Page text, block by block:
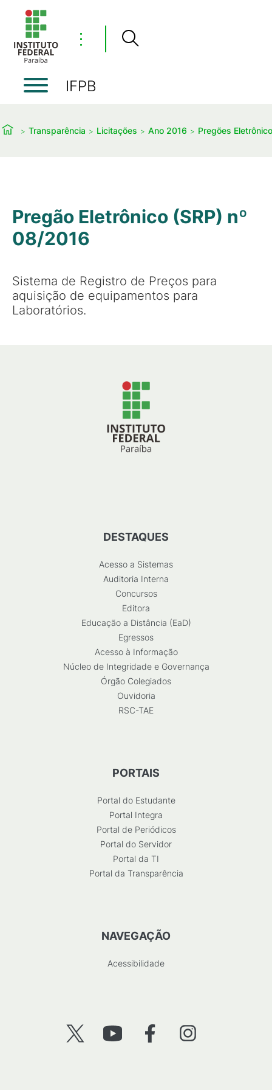
⋮
IFPB
Transparência Licitações Ano 2016 Pregões
Pregão Eletrônico (SRP) nº
08/2016
Sistema de Registro de Preços para
aquisição de equipamentos para
Laboratórios.
DESTAQUES
Acesso a Sistemas
Auditoria Interna
Concursos
Editora
Educação a Distância (EaD)
Egressos
Acesso à Informação
Núcleo de Integridade e Governança
Órgão Colegiados
Ouvidoria
RSC-TAE
PORTAIS
Portal do Estudante
Portal Integra
Portal de Periódicos
Portal do Servidor
Portal da TI
Portal da Transparência
NAVEGAÇÃO
Acessibilidade